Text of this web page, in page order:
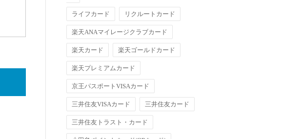
ライフカード リクルートカード
楽天ANAマイレージクラブカード
楽天カード 楽天ゴールドカード
楽天プレミアムカード
京王パスポートVISAカード
三井住友VISAカード 三井住友カード
三井住友トラスト・カード